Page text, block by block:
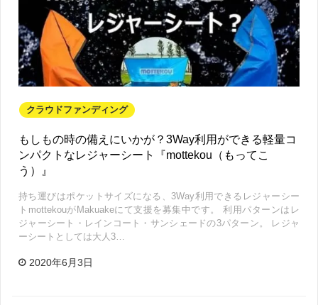
クラウドファンディング
もしもの時の備えにいかが？3Way利用ができる軽量コ
ンパクトなレジャーシート『mottekou（もってこ
う）』
持ち運びはポケットサイズになる、3Way利用できるレジャーシー
トmottekouがMakuakeにて支援を募集中です。 利用パターンはレ
ジャーシート・レインコート・サンシェードの3パターン。 レジャ
ーシートとしては大人3…
2020年6月3日